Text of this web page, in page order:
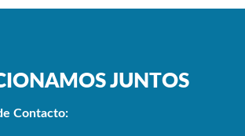
JUNTOS
Contacto: